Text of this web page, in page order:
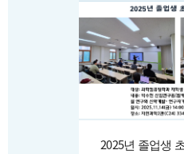
2025년 졸업생